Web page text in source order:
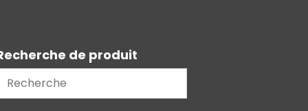
de produit